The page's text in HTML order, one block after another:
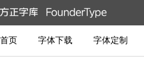
首页 字体下载 字体定制